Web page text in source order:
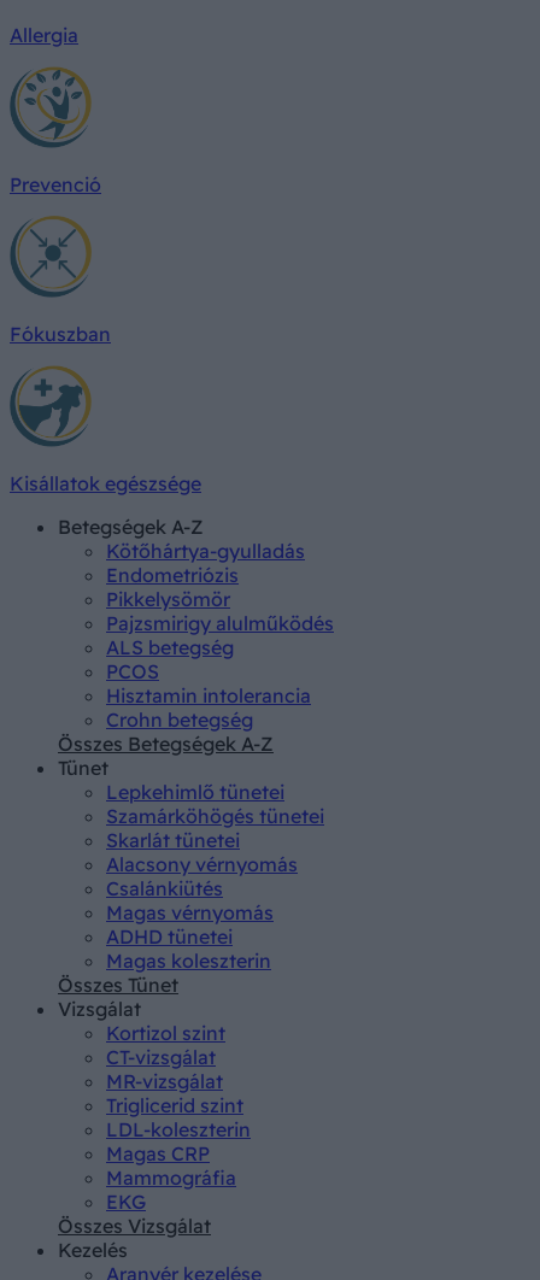
Allergia
Prevenció
Fókuszban
Kisállatok egészsége
Betegségek A-Z
Kötőhártya-gyulladás
Endometriózis
Pikkelysömör
Pajzsmirigy alulműködés
ALS betegség
PCOS
Hisztamin intolerancia
Crohn betegség
Összes Betegségek A-Z
Tünet
Lepkehimlő tünetei
Szamárköhögés tünetei
Skarlát tünetei
Alacsony vérnyomás
Csalánkiütés
Magas vérnyomás
ADHD tünetei
Magas koleszterin
Összes Tünet
Vizsgálat
Kortizol szint
CT-vizsgálat
MR-vizsgálat
Triglicerid szint
LDL-koleszterin
Magas CRP
Mammográfia
EKG
Összes Vizsgálat
Kezelés
Aranyér kezelése